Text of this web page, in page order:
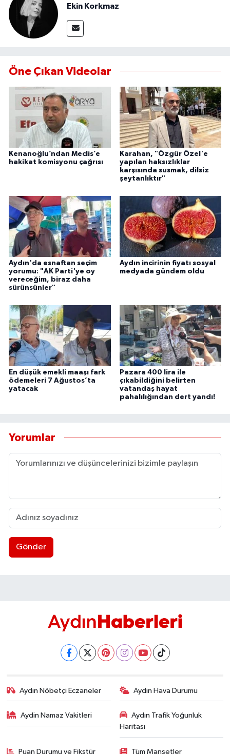
Ekin Korkmaz
Öne Çıkan Videolar
Kenanoğlu’ndan Meclis’e
hakikat komisyonu çağrısı
Karahan, "Özgür Özel'e
yapılan haksızlıklar
karşısında susmak, dilsiz
şeytanlıktır"
Aydın'da esnaftan seçim
yorumu: "AK Parti'ye oy
vereceğim, biraz daha
sürünsünler"
Aydın incirinin fiyatı sosyal
medyada gündem oldu
En düşük emekli maaşı fark
ödemeleri 7 Ağustos’ta
yatacak
Pazara 400 lira ile
çıkabildiğini belirten
vatandaş hayat
pahalılığından dert yandı!
Yorumlar
Gönder
Aydın Nöbetçi Eczaneler Aydın Hava Durumu
Aydin Namaz Vakitleri
Aydın Trafik Yoğunluk
Haritası
Puan Durumu ve Fikstür Tüm Manşetler
TEKNOLOJİ
YEREL
AFYON
AFYONKARAHİSAR
AYDIN
İZMİR
KÜTAHYA
MANİSA
MUĞLA
UŞAK
YURT